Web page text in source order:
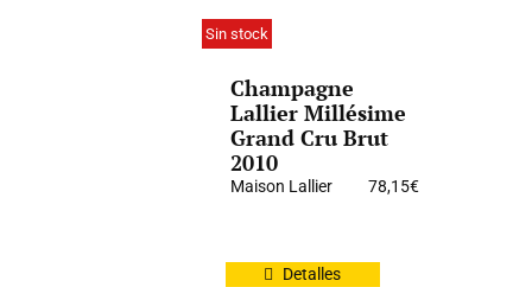
Sin stock
Champagne
Lallier Millésime
Grand Cru Brut
2010
Maison Lallier 78,15€
Detalles